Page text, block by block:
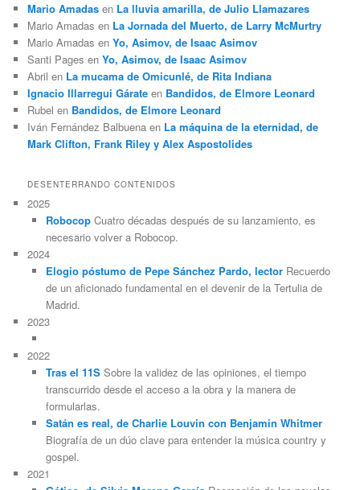
Mario Amadas en La lluvia amarilla, de Julio Llamazares
Mario Amadas en La Jornada del Muerto, de Larry McMurtry
Mario Amadas enYo, Asimov, de Isaac Asimov
Santi Pages enYo, Asimov, de Isaac Asimov
Abril en La mucama de Omicunlé, de Rita Indiana
Ignacio Illarregui Gárate en Bandidos, de Elmore Leonard
Rubel en Bandidos, de Elmore Leonard
Iván Fernández Balbuena en La máquina de la eternidad, de
Mark Clifton, Frank Riley y Alex Aspostolides
DESENTERRANDO CONTENIDOS
2025
RobocopCuatro décadas después de su lanzamiento, es
necesario volver a Robocop.
2024
Elogio póstumo de Pepe Sánchez Pardo, lectorRecuerdo
de un aficionado fundamental en el devenir de la Tertulia de
Madrid.
2023
2022
Tras el 11SSobre la validez de las opiniones, el tiempo
transcurrido desde el acceso a la obra y la manera de
formularlas.
Satán es real, de Charlie Louvin con Benjamin Whitmer
Biografía de un dúo clave para entender la música country y
gospel.
2021